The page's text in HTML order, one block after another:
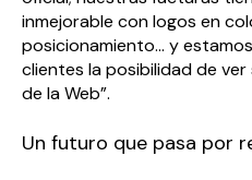
inmejorable con logos en
posicionamiento... y
clientes la posibilidad de
de la Web”.
Un futuro que pasa por